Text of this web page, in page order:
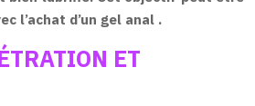
l’achat d’un gel anal .
ET